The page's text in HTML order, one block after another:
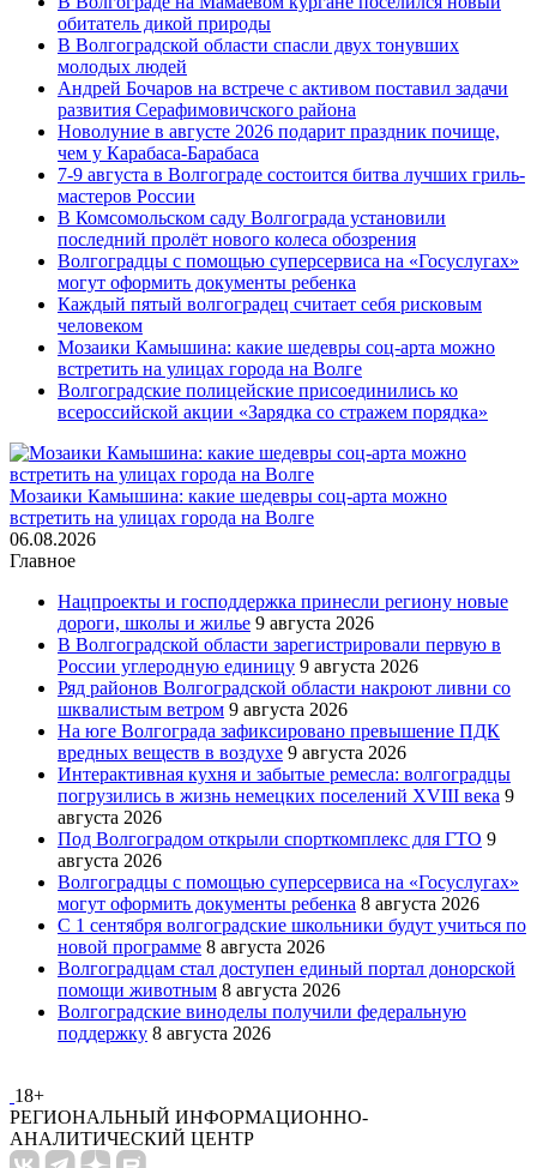
обитатель дикой природы
В Волгоградской области спасли двух тонувших
молодых людей
Андрей Бочаров на встрече с активом поставил задачи
развития Серафимовичского района
Новолуние в августе 2026 подарит праздник почище,
чем у Карабаса-Барабаса
7-9 августа в Волгограде состоится битва лучших гриль-
мастеров России
В Комсомольском саду Волгограда установили
последний пролёт нового колеса обозрения
Волгоградцы с помощью суперсервиса на «Госуслугах»
могут оформить документы ребенка
Каждый пятый волгоградец считает себя рисковым
человеком
Мозаики Камышина: какие шедевры соц-арта можно
встретить на улицах города на Волге
Волгоградские полицейские присоединились ко
всероссийской акции «Зарядка со стражем порядка»
Мозаики Камышина: какие шедевры соц-арта можно
встретить на улицах города на Волге
06.08.2026
Главное
Нацпроекты и господдержка принесли региону новые
дороги, школы и жилье 9 августа 2026
В Волгоградской области зарегистрировали первую в
России углеродную единицу 9 августа 2026
Ряд районов Волгоградской области накроют ливни со
шквалистым ветром 9 августа 2026
На юге Волгограда зафиксировано превышение ПДК
вредных веществ в воздухе 9 августа 2026
Интерактивная кухня и забытые ремесла: волгоградцы
погрузились в жизнь немецких поселений XVIII века 9
августа 2026
Под Волгоградом открыли спорткомплекс для ГТО 9
августа 2026
Волгоградцы с помощью суперсервиса на «Госуслугах»
могут оформить документы ребенка 8 августа 2026
С 1 сентября волгоградские школьники будут учиться по
новой программе 8 августа 2026
Волгоградцам стал доступен единый портал донорской
помощи животным 8 августа 2026
Волгоградские виноделы получили федеральную
поддержку 8 августа 2026
18+
РЕГИОНАЛЬНЫЙ ИНФОРМАЦИОННО-
АНАЛИТИЧЕСКИЙ ЦЕНТР